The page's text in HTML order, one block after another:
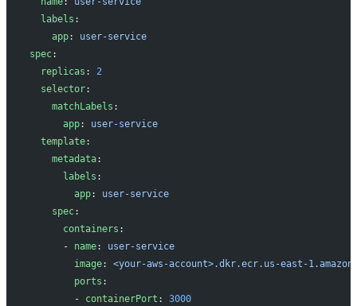
  labels
:
    app
: user-service
spec:
  replicas
: 2
  selector
:
    matchLabels
:
      app
: user-service
  template
:
    metadata
:
      labels
:
        app
: user-service
    spec
:
      containers
:
      -
name: user-service
        image
: <your-aws-account>.dkr.ecr.us-east-
        ports
:
        -
containerPort : 3000